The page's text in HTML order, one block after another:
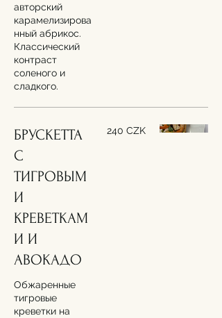
авторский
карамелизирова
нный абрикос.
Классический
контраст
соленого и
сладкого.
БРУСКЕТТА
С
ТИГРОВЫМ
И
КРЕВЕТКАМ
И И
Обжаренные
тигровые
креветки на
240 CZK